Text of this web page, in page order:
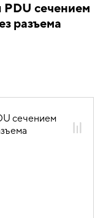
PDU сечением
разъема